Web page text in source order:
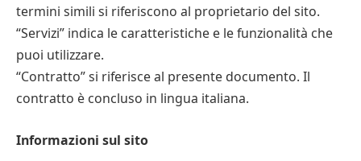
termini simili si riferiscono al proprietario del sito.
“Servizi” indica le caratteristiche e le funzionalità che
puoi utilizzare.
“Contratto” si riferisce al presente documento. Il
contratto è concluso in lingua italiana.
Informazioni sul sito